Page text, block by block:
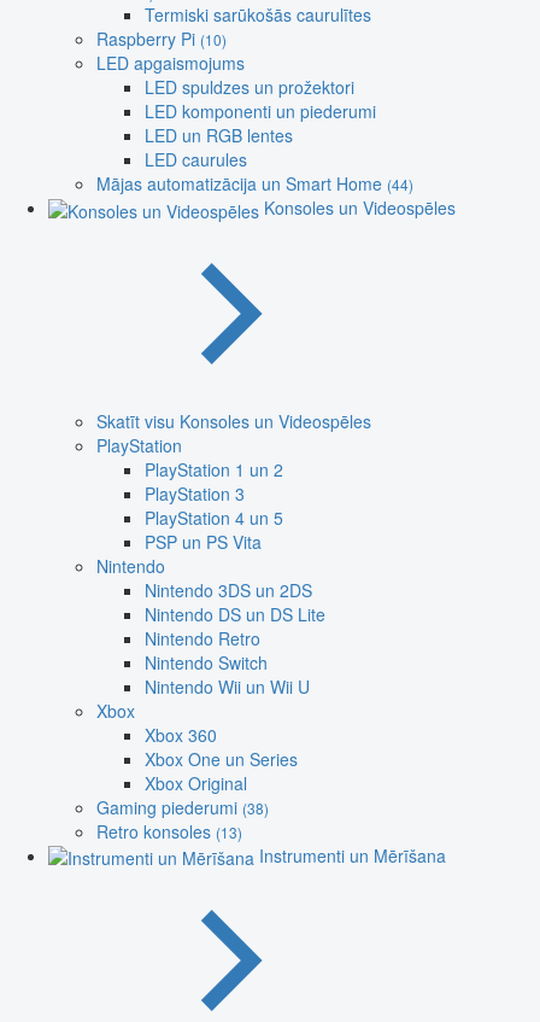
Termiski sarūkošās caurulītes
Raspberry Pi (10)
LED apgaismojums
LED spuldzes un prožektori
LED komponenti un piederumi
LED un RGB lentes
LED caurules
Mājas automatizācija un Smart Home (44)
Konsoles un Videospēles
Skatīt visu Konsoles un Videospēles
PlayStation
PlayStation 1 un 2
PlayStation 3
PlayStation 4 un 5
PSP un PS Vita
Nintendo
Nintendo 3DS un 2DS
Nintendo DS un DS Lite
Nintendo Retro
Nintendo Switch
Nintendo Wii un Wii U
Xbox
Xbox 360
Xbox One un Series
Xbox Original
Gaming piederumi (38)
Retro konsoles (13)
Instrumenti un Mērīšana